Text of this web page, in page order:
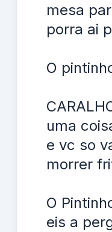
mesa
porra ai
O
uma
e vc so
morrer
O
eis a